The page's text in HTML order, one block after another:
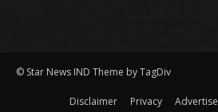
© Star News IND Theme by TagDiv
Disclaimer Privacy